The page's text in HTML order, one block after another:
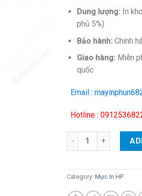
Dung lượng: In
phủ 5%)
Bảo hành: Chính
Giao hàng: Miễn
quốc
Email :
Hotline :
Hộp mực in HP 36A
Category: Mực In HP